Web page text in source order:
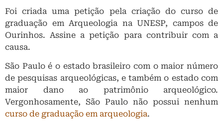
Foi criada uma petição pela criação do curso de
graduação em Arqueologia na UNESP, campos de
Ourinhos. Assine a petição para contribuir com a
causa.
São Paulo é o estado brasileiro com o maior número
de pesquisas arqueológicas, e também o estado com
maior dano ao patrimônio arqueológico.
Vergonhosamente, São Paulo não possui nenhum
curso de graduação em arqueologia.